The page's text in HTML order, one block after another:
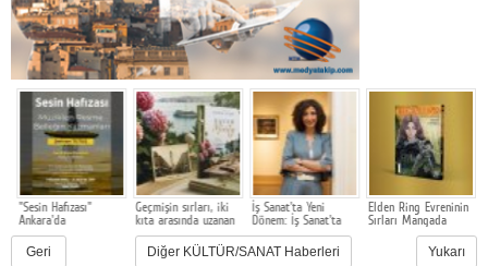
"Sesin Hafızası"
Ankara'da
Geçmişin sırları, iki
kıta arasında uzanan
bir aile hikâyesinde
gün yüzüne çıkıyor
İş Sanat'ta Yeni
Dönem: İş Sanat'ta
Genel Müdürlük
bayrağını Defne
Turaç devraldı
Elden Ring Evreninin
Sırları Mangada
Derinleşiyor
Geri Diğer KÜLTÜR/SANAT Haberleri Yukarı